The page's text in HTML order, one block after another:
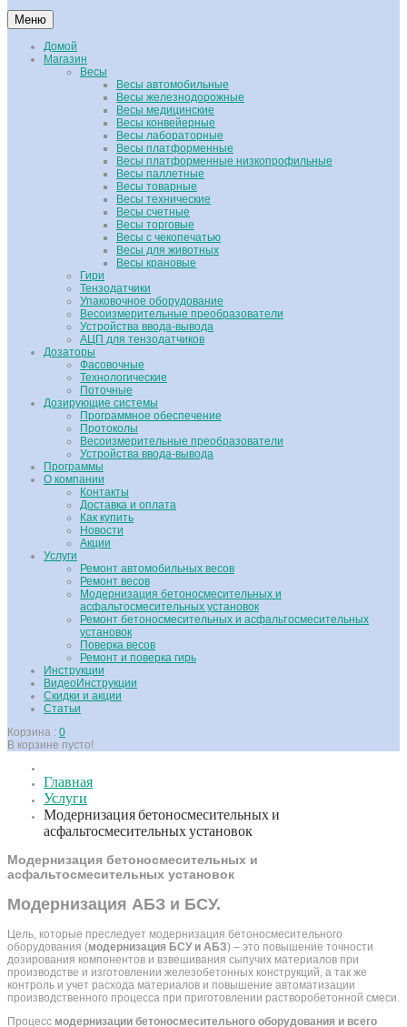
Меню
Домой
Магазин
Весы
Весы автомобильные
Весы железнодорожные
Весы медицинские
Весы конвейерные
Весы лабораторные
Весы платформенные
Весы платформенные низкопрофильные
Весы паллетные
Весы товарные
Весы технические
Весы счетные
Весы торговые
Весы с чекопечатью
Весы для животных
Весы крановые
Гири
Тензодатчики
Упаковочное оборудование
Весоизмерительные преобразователи
Устройства ввода-вывода
АЦП для тензодатчиков
Дозаторы
Фасовочные
Технологические
Поточные
Дозирующие системы
Программное обеспечение
Протоколы
Весоизмерительные преобразователи
Устройства ввода-вывода
Программы
О компании
Контакты
Доставка и оплата
Как купить
Новости
Акции
Услуги
Ремонт автомобильных весов
Ремонт весов
Модернизация бетоносмесительных и
асфальтосмесительных установок
Ремонт бетоносмесительных и асфальтосмесительных
установок
Поверка весов
Ремонт и поверка гирь
Инструкции
ВидеоИнструкции
Скидки и акции
Статьи
Корзина : 0
В корзине пусто!
Главная
Услуги
Модернизация бетоносмесительных и
асфальтосмесительных установок
Модернизация бетоносмесительных и
асфальтосмесительных установок
Модернизация АБЗ и БСУ.
Цель, которые преследует модернизация бетоносмесительного
оборудования (модернизация БСУ и АБЗ) – это повышение точности
дозирования компонентов и взвешивания сыпучих материалов при
производстве и изготовлении железобетонных конструкций, а так же
контроль и учет расхода материалов и повышение автоматизации
производственного процесса при приготовлении растворобетонной смеси.
Процесс модернизации бетоносмесительного оборудования и всего